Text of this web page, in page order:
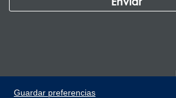
Guardar preferencias